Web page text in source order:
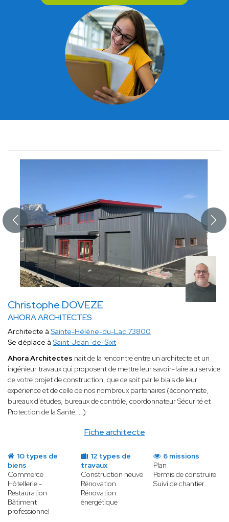
Christophe DOVEZE
AHORA ARCHITECTES
Fiche architecte
Architecte à Sainte-Hélène-du-Lac 73800
Se déplace à Saint-Jean-de-Sixt
Ahora Architectes nait de la rencontre entre un architecte et un
ingénieur travaux qui proposent de mettre leur savoir-faire au service
de votre projet de construction, que ce soit par le biais de leur
expérience et de celle de nos nombreux partenaires (économiste,
bureaux d’études, bureaux de contrôle, coordonnateur Sécurité et
Protection de la Santé, …)
10 types de
biens
Commerce
Hôtellerie -
Restauration
Bâtiment
professionnel
12 types de
travaux
Construction neuve
Rénovation
Rénovation
énergétique
6 missions
Plan
Permis de construire
Suivi de chantier